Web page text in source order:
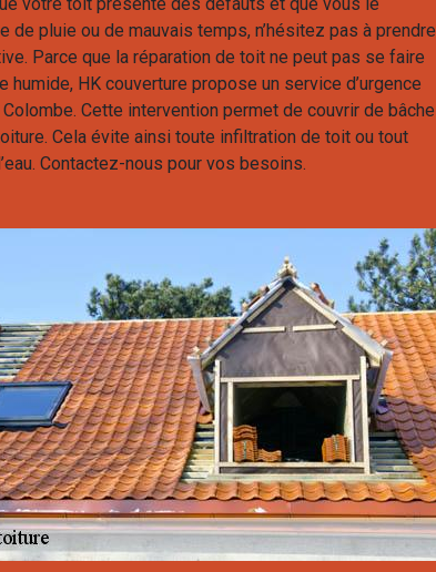
de pluie ou de mauvais temps, n’hésitez pas à prendre
Parce que la réparation de toit ne peut pas se faire
humide, HK couverture propose un service d’urgence
Cette intervention permet de couvrir de bâche
Cela évite ainsi toute infiltration de toit ou tout
Contactez-nous pour vos besoins.